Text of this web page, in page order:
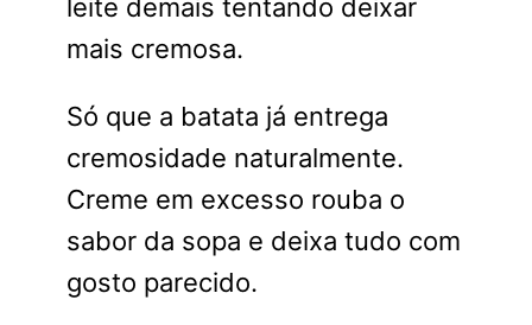
leite demais tentando deixar
mais cremosa.
Só que a batata já entrega
cremosidade naturalmente.
Creme em excesso rouba o
sabor da sopa e deixa tudo com
gosto parecido.